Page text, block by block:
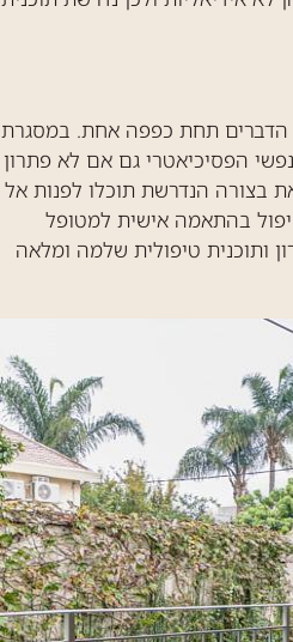
הדברים תחת כפפה אחת. במסגרת
הפסיכיאטרי גם אם לא פתרון
בצורה הנדרשת תוכלו לפנות אל
בהתאמה אישית למטופל
ותוכנית טיפולית שלמה ומלאה